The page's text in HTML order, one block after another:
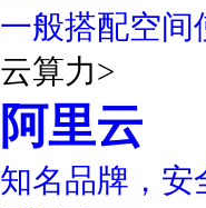
一般搭配空间
云算力>
阿里云
知名品牌，安